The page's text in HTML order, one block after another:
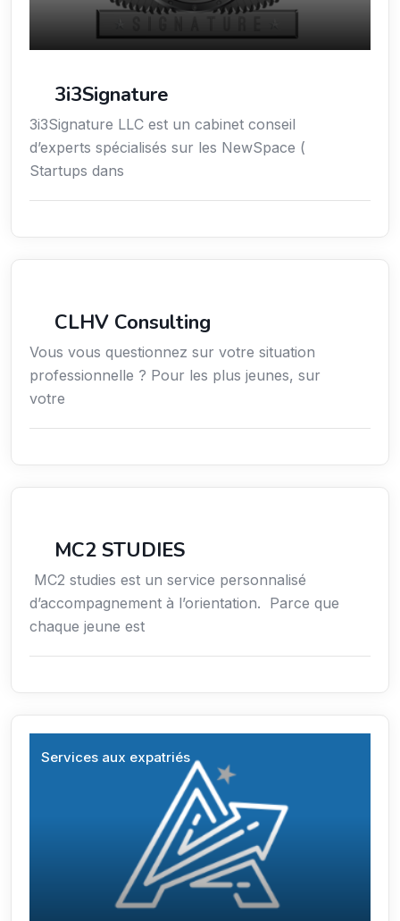
3i3Signature
3i3Signature LLC est un cabinet conseil
d’experts spécialisés sur les NewSpace (
Startups dans
CLHV Consulting
Vous vous questionnez sur votre situation
professionnelle ? Pour les plus jeunes, sur
votre
MC2 STUDIES
MC2 studies est un service personnalisé
d’accompagnement à l’orientation. Parce que
chaque jeune est
Services aux expatriés